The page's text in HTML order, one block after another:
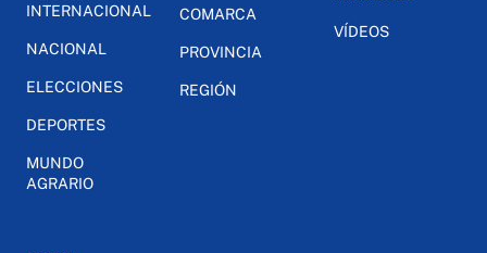
INTERNACIONAL
NACIONAL
ELECCIONES
DEPORTES
MUNDO
AGRARIO
COMARCA
PROVINCIA
REGIÓN
VÍDEOS